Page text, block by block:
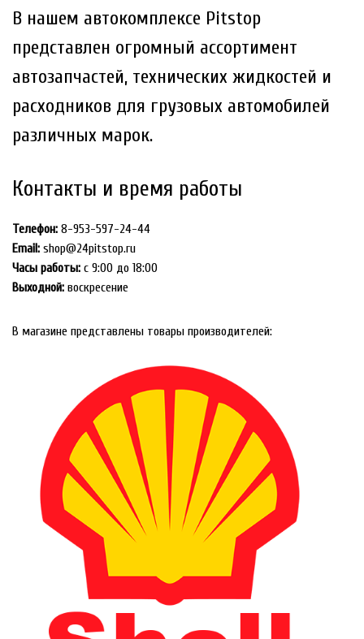
В нашем автокомплексе Pitstop
представлен огромный ассортимент
автозапчастей, технических жидкостей и
расходников для грузовых автомобилей
различных марок.
Контакты и время работы
Телефон: 8-953-597-24-44
Email: shop@24pitstop.ru
Часы работы: c 9:00 до 18:00
Выходной: воскресение
В магазине представлены товары производителей: